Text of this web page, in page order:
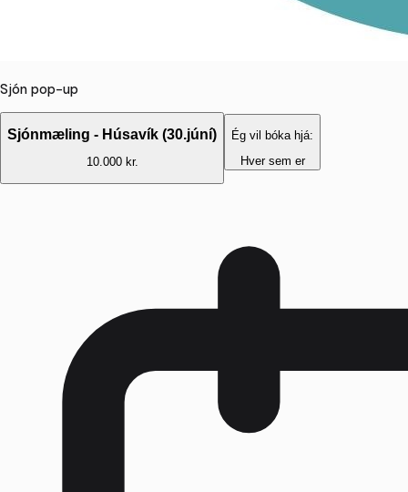
Sjón pop-up
Sjónmæling - Húsavík (30.júní)
10.000 kr.
Ég vil bóka hjá:
Hver sem er